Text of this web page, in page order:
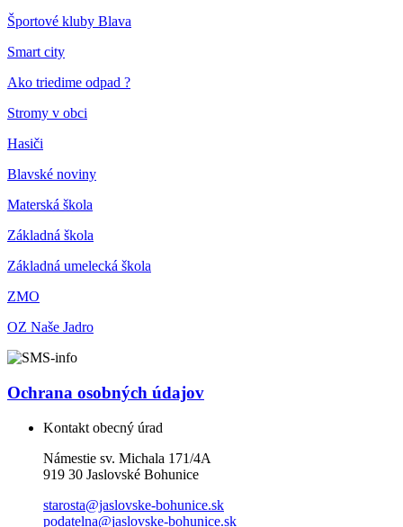
Športové kluby Blava
Smart city
Ako triedime odpad ?
Stromy v obci
Hasiči
Blavské noviny
Materská škola
Základná škola
Základná umelecká škola
ZMO
OZ Naše Jadro
Ochrana osobných údajov
Kontakt obecný úrad
Námestie sv. Michala 171/4A
919 30 Jaslovské Bohunice
starosta@jaslovske-bohunice.sk
podatelna@jaslovske-bohunice.sk